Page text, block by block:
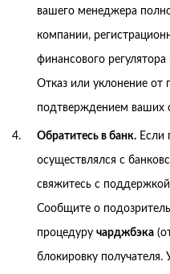
вашего менеджера
компании,
финансового
Отказ или уклонение от
подтверждением ваших
Обратитесь в банк. Если
осуществлялся с
свяжитесь с
Сообщите о
процедуру чарджбэка
блокировку получателя.